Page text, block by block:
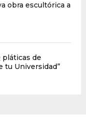
obra escultórica a
pláticas de
tu Universidad”